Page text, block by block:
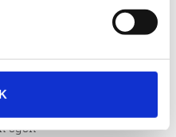
tilknytning til
rædsler.
ung blev hun gift med sin
egen